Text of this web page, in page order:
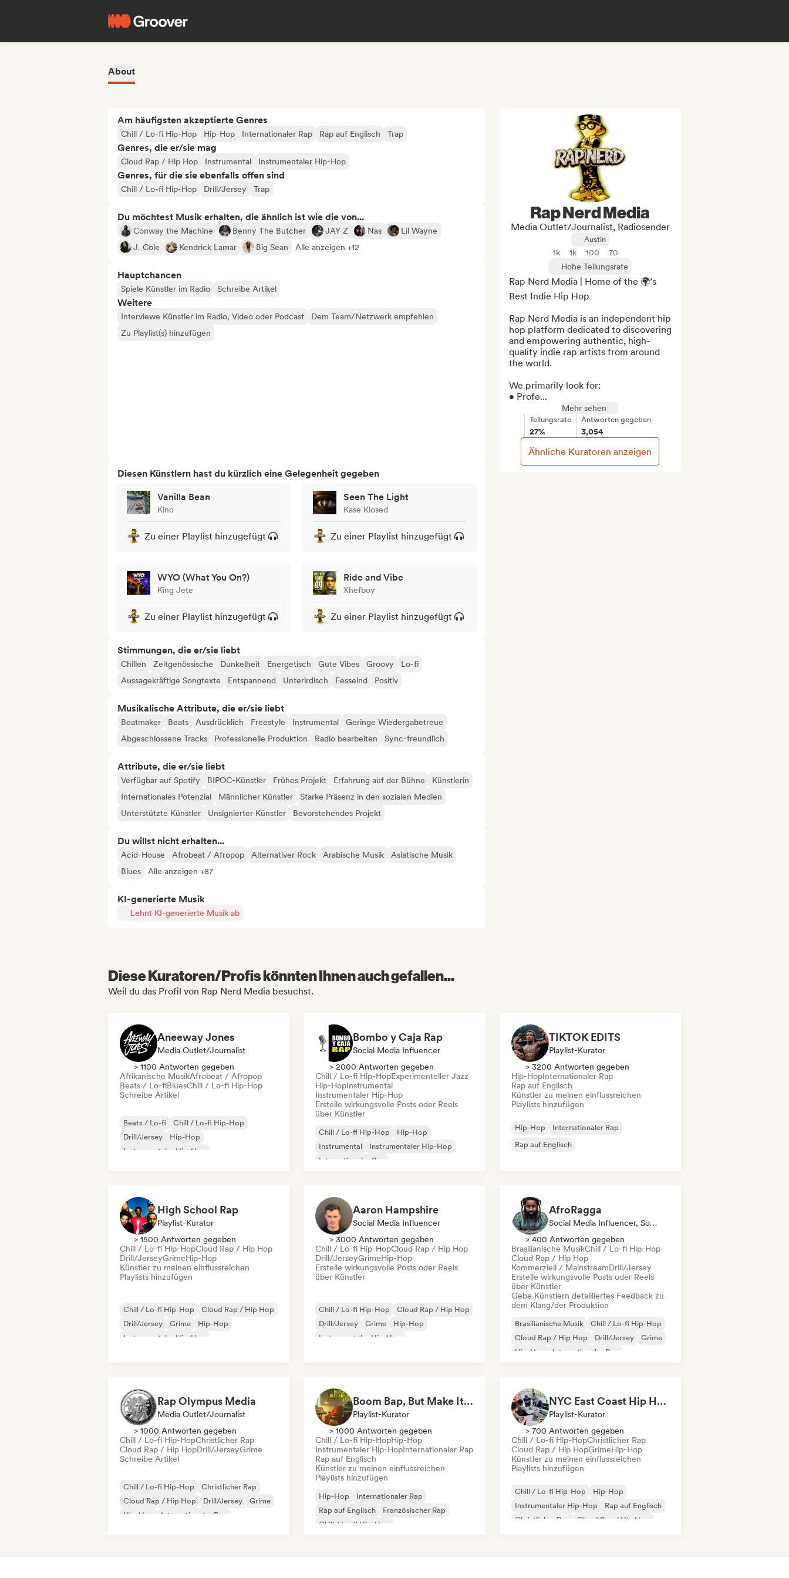
About
Am häufigsten akzeptierte Genres
Chill / Lo-fi Hip-Hop Hip-Hop Internationaler Rap Rap auf Englisch Trap
Genres, die er/sie mag
Cloud Rap / Hip Hop Instrumental Instrumentaler Hip-Hop
Genres, für die sie ebenfalls offen sind
Chill / Lo-fi Hip-Hop Drill/Jersey Trap
Du möchtest Musik erhalten, die ähnlich ist wie die von...
Conway the Machine Benny The Butcher JAY-Z Nas
Lil Wayne
J. Cole
Kendrick Lamar Big Sean Alle anzeigen +12
Hauptchancen
Spiele Künstler im Radio Schreibe Artikel
Weitere
Interviewe Künstler im Radio, Video oder Podcast
Dem Team/Netzwerk empfehlen
Zu Playlist(s) hinzufügen
Diesen Künstlern hast du kürzlich eine Gelegenheit gegeben
Vanilla Bean
Kino
Zu einer Playlist hinzugefügt
Seen The Light
Kase Klosed
Zu einer Playlist hinzugefügt
WYO (What You On?)
King Jete
Zu einer Playlist hinzugefügt
Ride and Vibe
Xhefboy
Zu einer Playlist hinzugefügt
Stimmungen, die er/sie liebt
Chillen Zeitgenössische Dunkelheit Energetisch Gute Vibes Groovy
Lo-fi
Aussagekräftige Songtexte
Entspannend Unterirdisch Fesselnd Positiv
Musikalische Attribute, die er/sie liebt
Beatmaker Beats Ausdrücklich Freestyle Instrumental
Geringe Wiedergabetreue
Abgeschlossene Tracks
Professionelle Produktion Radio bearbeiten Sync-freundlich
Attribute, die er/sie liebt
Verfügbar auf Spotify BIPOC-Künstler Frühes Projekt Erfahrung auf der Bühne
Künstlerin
Internationales Potenzial
Männlicher Künstler
Starke Präsenz in den sozialen Medien
Unterstützte Künstler
Unsignierter Künstler Bevorstehendes Projekt
Du willst nicht erhalten...
Acid-House Afrobeat / Afropop Alternativer Rock Arabische Musik
Asiatische Musik
Blues
Alle anzeigen +87
KI-generierte Musik
Lehnt KI-generierte Musik ab
Rap Nerd Media
Media Outlet/Journalist, Radiosender
Austin
1k 1k 100
70
Hohe Teilungsrate
Rap Nerd Media | Home of the 🌍’s
Best Indie Hip Hop
Rap Nerd Media is an independent hip
hop platform dedicated to discovering
and empowering authentic, high-
quality indie rap artists from around
the world.
We primarily look for:
• Profe...
Mehr sehen
Teilungsrate
27%
Antworten gegeben
3,054
Ähnliche Kuratoren anzeigen
Diese Kuratoren/Profis könnten Ihnen auch gefallen...
Weil du das Profil von Rap Nerd Media besuchst.
Aneeway Jones
Media Outlet/Journalist
> 1100 Antworten gegeben
Afrikanische MusikAfrobeat / Afropop
Beats / Lo-fiBluesChill / Lo-fi Hip-Hop
Schreibe Artikel
Beats / Lo-fi
Chill / Lo-fi Hip-Hop
Drill/Jersey
Hip-Hop
Instrumentaler Hip-Hop
Bombo y Caja Rap
Social Media Influencer
> 2000 Antworten gegeben
Chill / Lo-fi Hip-HopExperimenteller Jazz
Hip-HopInstrumental
Instrumentaler Hip-Hop
Erstelle wirkungsvolle Posts oder Reels
über Künstler
Chill / Lo-fi Hip-Hop
Hip-Hop
Instrumental
Instrumentaler Hip-Hop
Internationaler Rap
TIKTOK EDITS
Playlist-Kurator
> 3200 Antworten gegeben
Hip-HopInternationaler Rap
Rap auf Englisch
Künstler zu meinen einflussreichen
Playlists hinzufügen
Hip-Hop
Internationaler Rap
Rap auf Englisch
High School Rap
Playlist-Kurator
> 1500 Antworten gegeben
Chill / Lo-fi Hip-HopCloud Rap / Hip Hop
Drill/JerseyGrimeHip-Hop
Künstler zu meinen einflussreichen
Playlists hinzufügen
Chill / Lo-fi Hip-Hop
Cloud Rap / Hip Hop
Drill/Jersey
Grime
Hip-Hop
Instrumentaler Hip-Hop
Aaron Hampshire
Social Media Influencer
> 3000 Antworten gegeben
Chill / Lo-fi Hip-HopCloud Rap / Hip Hop
Drill/JerseyGrimeHip-Hop
Erstelle wirkungsvolle Posts oder Reels
über Künstler
Chill / Lo-fi Hip-Hop
Cloud Rap / Hip Hop
Drill/Jersey
Grime
Hip-Hop
Instrumentaler Hip-Hop
AfroRagga
Social Media Influencer, Sound Experte
> 400 Antworten gegeben
Brasilianische MusikChill / Lo-fi Hip-Hop
Cloud Rap / Hip Hop
Kommerziell / MainstreamDrill/Jersey
Erstelle wirkungsvolle Posts oder Reels
über Künstler
Gebe Künstlern detailliertes Feedback zu
dem Klang/der Produktion
Brasilianische Musik
Chill / Lo-fi Hip-Hop
Cloud Rap / Hip Hop
Drill/Jersey
Grime
Hip-Hop
Internationaler Rap
Rap Olympus Media
Media Outlet/Journalist
> 1000 Antworten gegeben
Chill / Lo-fi Hip-HopChristlicher Rap
Cloud Rap / Hip HopDrill/JerseyGrime
Schreibe Artikel
Chill / Lo-fi Hip-Hop
Christlicher Rap
Cloud Rap / Hip Hop
Drill/Jersey
Grime
Hip-Hop
Internationaler Rap
Boom Bap, But Make It Jazzy 🎷 Jazz Rap, Underground & Conscious Hip-Hop
Playlist-Kurator
> 1000 Antworten gegeben
Chill / Lo-fi Hip-HopHip-Hop
Instrumentaler Hip-HopInternationaler Rap
Rap auf Englisch
Künstler zu meinen einflussreichen
Playlists hinzufügen
Hip-Hop
Internationaler Rap
Rap auf Englisch
Französischer Rap
Chill / Lo-fi Hip-Hop
NYC East Coast Hip Hop to play Chess to - Best BoomBap / Conscious Rap 2026 (Independent Rap Only)
Playlist-Kurator
> 700 Antworten gegeben
Chill / Lo-fi Hip-HopChristlicher Rap
Cloud Rap / Hip HopGrimeHip-Hop
Künstler zu meinen einflussreichen
Playlists hinzufügen
Chill / Lo-fi Hip-Hop
Hip-Hop
Instrumentaler Hip-Hop
Rap auf Englisch
Christlicher Rap
Cloud Rap / Hip Hop